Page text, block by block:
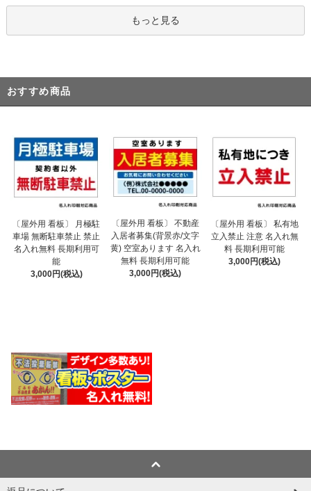
もっと見る
おすすめ商品
〔屋外用 看板〕 月極駐
車場 無断駐車禁止 禁止
名入れ無料 長期利用可
能
3,000円(税込)
〔屋外用 看板〕 不動産
入居者募集(背景赤/文字
黄) 空室あります 名入れ
無料 長期利用可能
3,000円(税込)
〔屋外用 看板〕 私有地
立入禁止 注意 名入れ無
料 長期利用可能
3,000円(税込)